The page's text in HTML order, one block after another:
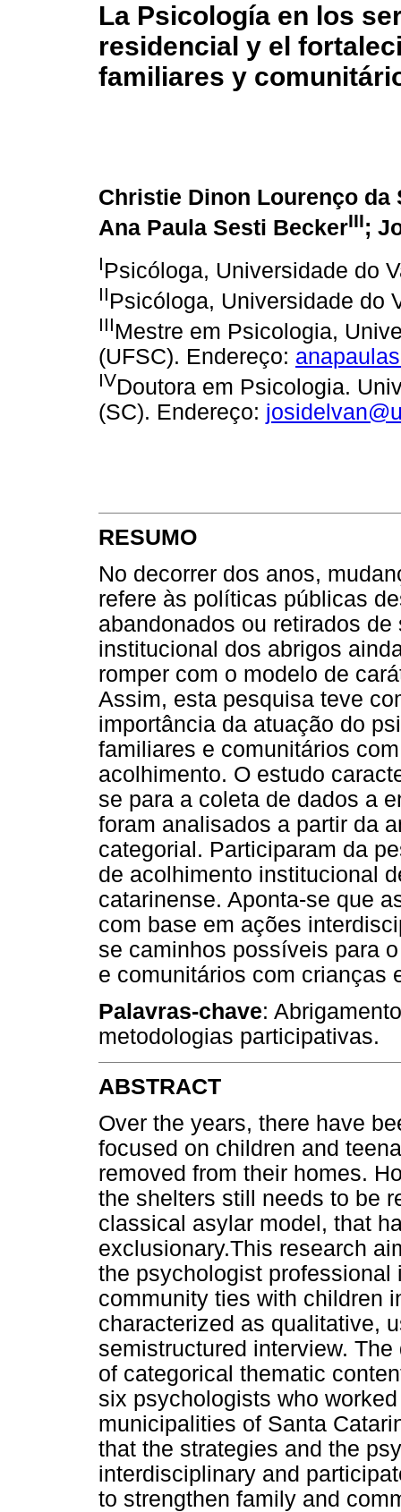
La Psicología en los
residencial y el
familiares y
Christie Dinon Lourenço da
Ana Paula Sesti BeckerIII;
IPsicóloga, Universidade do
IIPsicóloga, Universidade do
IIIMestre em Psicologia,
(UFSC). Endereço:
IVDoutora em Psicologia.
(SC). Endereço:
RESUMO
No decorrer dos anos,
refere às políticas públicas
abandonados ou retirados
institucional dos abrigos
romper com o modelo de
Assim, esta pesquisa teve
importância da atuação do
familiares e comunitários
acolhimento. O estudo
se para a coleta de dados a
foram analisados a partir da
categorial. Participaram da
de acolhimento institucional
catarinense. Aponta-se que
com base em ações
se caminhos possíveis para
e comunitários com crianças
Palavras-chave:
metodologias participativas.
ABSTRACT
Over the years, there have
focused on children and
removed from their homes.
the shelters still needs to be
classical asylar model, that
exclusionary.This research
the psychologist
community ties with children
characterized as qualitative,
semistructured interview.
of categorical thematic
six psychologists who
municipalities of Santa
that the strategies and the
interdisciplinary and
to strengthen family and